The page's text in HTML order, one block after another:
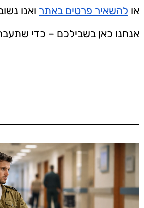
או להשאיר פרטים באתר ואנו
אנחנו כאן בשבילכם – כדי